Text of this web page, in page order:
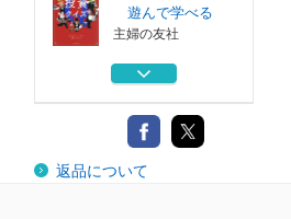
遊んで学べる
主婦の友社
ニュー日本文学史
高校生と考えるＡ
Ｉ時代の学びの力
返品について